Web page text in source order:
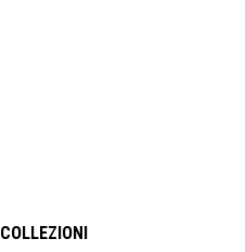
COLLEZIONI